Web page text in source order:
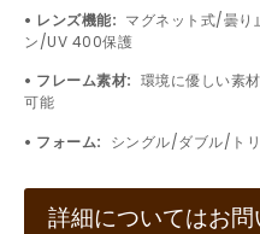
• レンズ機能: マグネット式/曇り
ン/UV 400保護
• フレーム素材: 環境に優しい素
可能
• フォーム: シングル/ダブル/ト
詳細についてはお